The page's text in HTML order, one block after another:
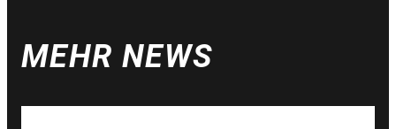
MEHR NEWS